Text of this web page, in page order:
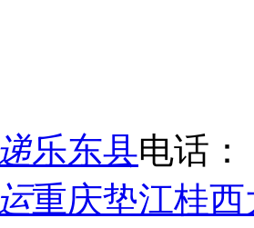
乐东县电话：
重庆垫江桂